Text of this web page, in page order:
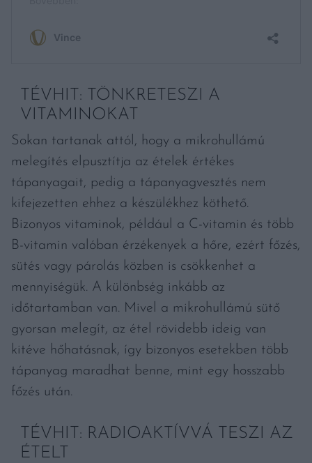
TÉVHIT: TÖNKRETESZI A
VITAMINOKAT
Sokan tartanak attól, hogy a mikrohullámú
melegítés elpusztítja az ételek értékes
tápanyagait, pedig a tápanyagvesztés nem
kifejezetten ehhez a készülékhez köthető.
Bizonyos vitaminok, például a C-vitamin és több
B-vitamin valóban érzékenyek a hőre, ezért főzés,
sütés vagy párolás közben is csökkenhet a
mennyiségük. A különbség inkább az
időtartamban van. Mivel a mikrohullámú sütő
gyorsan melegít, az étel rövidebb ideig van
kitéve hőhatásnak, így bizonyos esetekben több
tápanyag maradhat benne, mint egy hosszabb
főzés után.
TÉVHIT: RADIOAKTÍVVÁ TESZI AZ
ÉTELT